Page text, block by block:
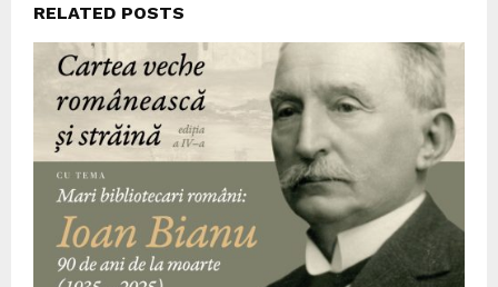
RELATED POSTS